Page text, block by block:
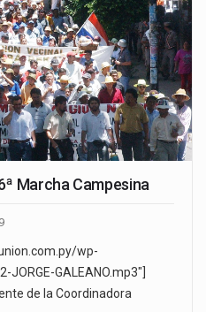
Marcha Campesina
wp-
GALEANO.mp3"]
de la Coordinadora